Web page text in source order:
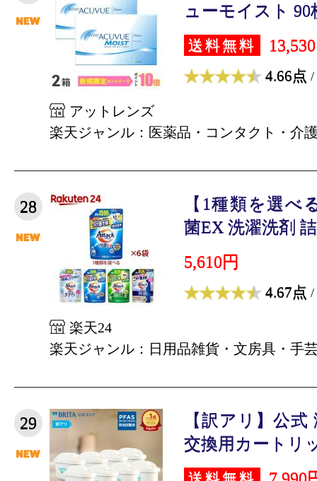
ューモイスト
送料無料
4.66点 /
アットレンズ
楽天ジャンル：医薬品・コンタクト・介
28
【1種類を選べ
菌EX 洗濯洗剤
5,610円
4.67点 /
楽天24
楽天ジャンル：日用品雑貨・文房具・手
29
【訳アリ】公
交換用カートリ